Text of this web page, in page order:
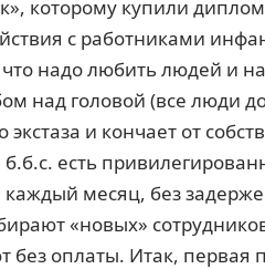
которому купили
с работниками
надо любить людей и
над головой (все
и кончает от
есть
месяц, без
«новых»
без оплаты. Итак,